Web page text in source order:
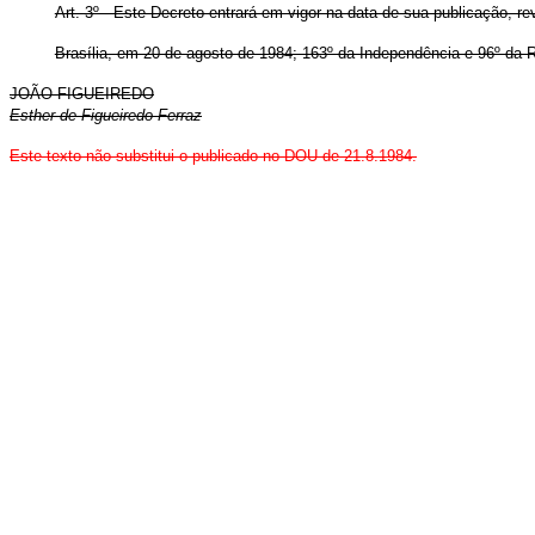
Art. 3º - Este Decreto entrará em vigor na data de sua publicação,
Brasília, em 20 de agosto de 1984; 163º da Independência e 96º da
JOÃO FIGUEIREDO
Esther de Figueiredo Ferraz
Este texto não substitui o publicado no DOU de 21.8.1984.